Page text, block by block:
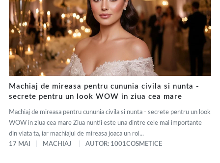
Machiaj de mireasa pentru cununia civila si nunta -
secrete pentru un look WOW in ziua cea mare
Machiaj de mireasa pentru cununia civila si nunta - secrete pentru un look
WOW in ziua cea mare Ziua nuntii este una dintre cele mai importante
din viata ta, iar machiajul de mireasa joaca un rol...
17 MAI
MACHIAJ AUTOR: 1001COSMETICE